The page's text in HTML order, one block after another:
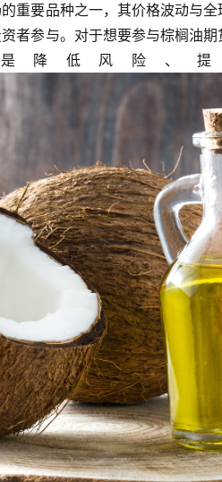
重要品种之一，其价格波动与
者参与。对于想要参与棕榈油
降低风险、